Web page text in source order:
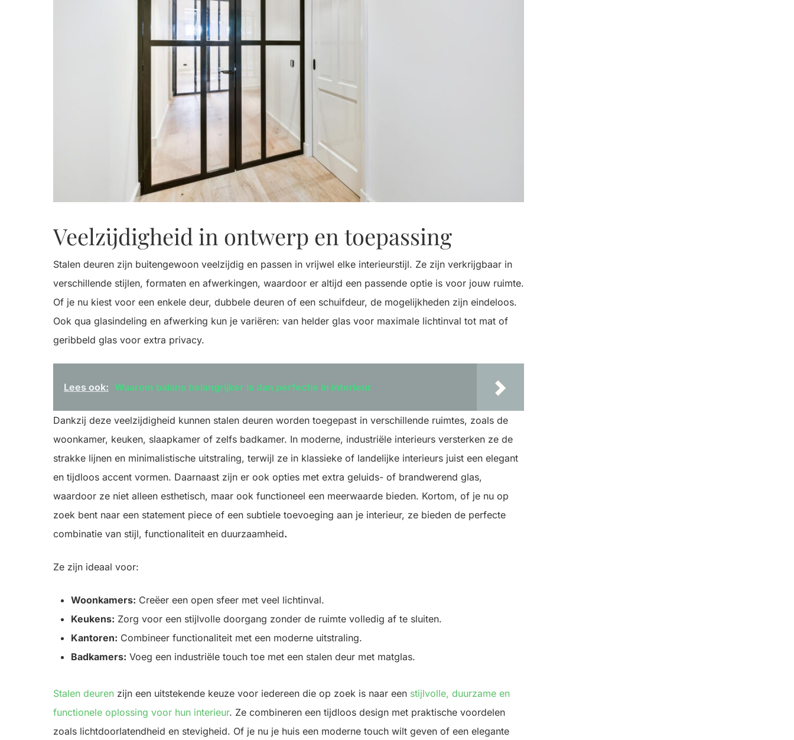
Veelzijdigheid in ontwerp en toepassing
Stalen deuren zijn buitengewoon veelzijdig en passen in vrijwel elke interieurstijl. Ze zijn verkrijgbaar in
verschillende stijlen, formaten en afwerkingen, waardoor er altijd een passende optie is voor jouw ruimte.
Of je nu kiest voor een enkele deur, dubbele deuren of een schuifdeur, de mogelijkheden zijn eindeloos.
Ook qua glasindeling en afwerking kun je variëren: van helder glas voor maximale lichtinval tot mat of
geribbeld glas voor extra privacy.
Lees ook: Waarom balans belangrijker is dan perfectie in interieur
Dankzij deze veelzijdigheid kunnen stalen deuren worden toegepast in verschillende ruimtes, zoals de
woonkamer, keuken, slaapkamer of zelfs badkamer. In moderne, industriële interieurs versterken ze de
strakke lijnen en minimalistische uitstraling, terwijl ze in klassieke of landelijke interieurs juist een elegant
en tijdloos accent vormen. Daarnaast zijn er ook opties met extra geluids- of brandwerend glas,
waardoor ze niet alleen esthetisch, maar ook functioneel een meerwaarde bieden. Kortom, of je nu op
zoek bent naar een statement piece of een subtiele toevoeging aan je interieur, ze bieden de perfecte
combinatie van stijl, functionaliteit en duurzaamheid.
Ze zijn ideaal voor:
Woonkamers: Creëer een open sfeer met veel lichtinval.
Keukens: Zorg voor een stijlvolle doorgang zonder de ruimte volledig af te sluiten.
Kantoren: Combineer functionaliteit met een moderne uitstraling.
Badkamers: Voeg een industriële touch toe met een stalen deur met matglas.
Stalen deuren zijn een uitstekende keuze voor iedereen die op zoek is naar een stijlvolle, duurzame en
functionele oplossing voor hun interieur. Ze combineren een tijdloos design met praktische voordelen
zoals lichtdoorlatendheid en stevigheid. Of je nu je huis een moderne touch wilt geven of een elegante